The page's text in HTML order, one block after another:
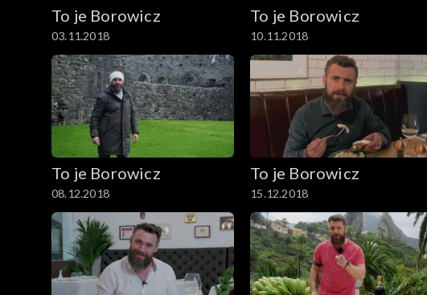
To je Borowicz
03.11.2018
To je Borowicz
10.11.2018
To je Borowicz
08.12.2018
To je Borowicz
15.12.2018